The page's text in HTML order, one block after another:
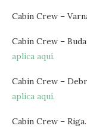
Cabin Crew –
Cabin Crew –
aplica aquí.
Cabin Crew –
aplica aquí.
Cabin Crew – Riga.